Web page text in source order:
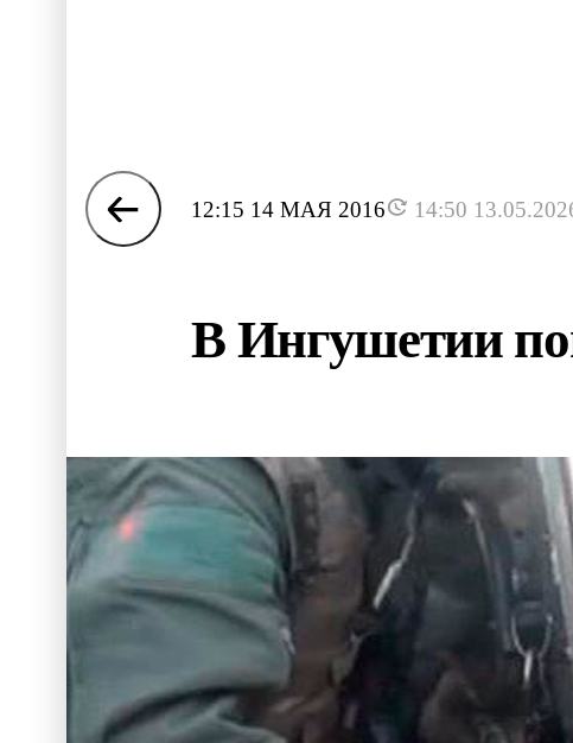
12:15 14 МАЯ 2016 14:50
В Ингушетии